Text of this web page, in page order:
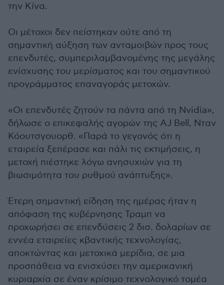
την Κίνα.
Οι μέτοχοι δεν πείστηκαν ούτε από τη
σημαντική αύξηση των ανταμοιβών προς τους
επενδυτές, συμπεριλαμβανομένης της μεγάλης
ενίσχυσης του μερίσματος και του σημαντικού
προγράμματος επαναγοράς μετοχών.
«Οι επενδυτές ζητούν τα πάντα από τη Nvidia»,
δήλωσε ο επικεφαλής αγορών της AJ Bell, Νταν
Κόουτσγουορθ. «Παρά το γεγονός ότι η
εταιρεία ξεπέρασε και πάλι τις εκτιμήσεις, η
μετοχή πιέστηκε λόγω ανησυχιών για τη
βιωσιμότητα του ρυθμού ανάπτυξης».
Έτερη σημαντική είδηση της ημέρας ήταν η
απόφαση της κυβέρνησης Τραμπ να
προχωρήσει σε επενδύσεις 2 δισ. δολαρίων σε
εννέα εταιρείες κβαντικής τεχνολογίας,
αποκτώντας και μετοχικά μερίδια, σε μια
προσπάθεια να ενισχύσει την αμερικανική
κυριαρχία σε έναν κρίσιμο τεχνολογικό τομέα